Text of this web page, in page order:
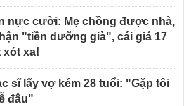
nực cười: Mẹ chồng được nhà,
"tiền dưỡng già", cái giá 17
xót xa!
sĩ lấy vợ kém 28 tuổi: "Gặp tôi
đâu"